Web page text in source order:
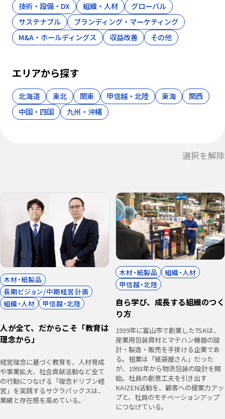
技術・設備・DX
組織・人材
グローバル
サステナブル
ブランディング・マーケティング
M&A・ホールディングス
収益改善 その他
エリアから探す
北海道 東北 関東 甲信越・北陸 東海
関西
中国・四国
九州・沖縄
選択を解除
木材・紙製品
長期ビジョン/中期経営計画
組織・人材
甲信越・北陸
人が全て、だからこそ「教育は
理念から」
経営理念に基づく教育を、人材育成
や事業拡大、社会貢献活動など全て
の行動につなげる「理念ドリブン経
営」を実践するサクラパックスは、
業績と存在感を高めている。
木材・紙製品
組織・人材
甲信越・北陸
自ら学び、成長する組織のつく
り方
1939年に富山市で創業したTSKは、
産業用包装資材とマテハン機器の設
計・製造・販売を手掛ける企業であ
る。祖業は「紙袋屋さん」だった
が、1993年から物流包装の設計を開
始。社員の創意工夫を引き出す
KAIZEN活動を、顧客への提案力アッ
プと、社員のモチベーションアップ
につなげている。